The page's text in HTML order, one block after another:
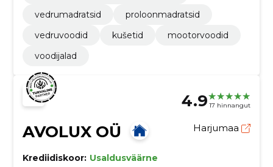
vedrumadratsid
proloonmadratsid
vedruvoodid
kušetid
mootorvoodid
voodijalad
4.9 17 hinnangut
AVOLUX OÜ Harjumaa
Krediidiskoor: Usaldusväärne